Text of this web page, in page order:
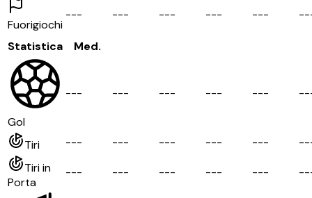
Fuorigiochi
--- --- --- --- --- --
Statistica Med.
Gol
--- --- --- --- --- --
Tiri --- --- --- --- --- --
Tiri in
Porta
--- --- --- --- --- --